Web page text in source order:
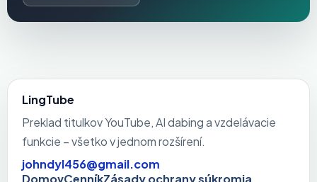
LingTube
Preklad titulkov YouTube, AI dabing a vzdelávacie
funkcie – všetko v jednom rozšírení.
johndyl456@gmail.com
DomovCenníkZásady ochrany súkromia